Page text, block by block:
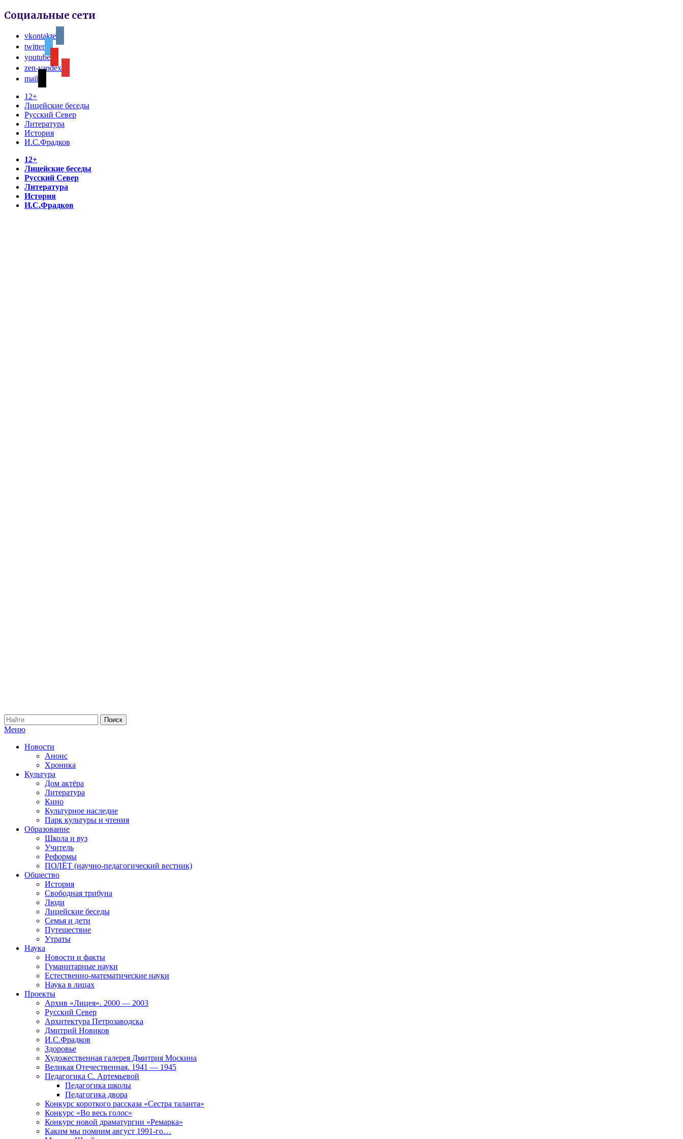
Социальные сети
vkontakte
twitter
youtube
zen-yandex
mail
12+
Лицейские беседы
Русский Север
Литература
История
И.С.Фрадков
12+
Лицейские беседы
Русский Север
Литература
История
И.С.Фрадков
Меню
Новости
Анонс
Хроника
Культура
Дом актёра
Литература
Кино
Культурное наследие
Парк культуры и чтения
Образование
Школа и вуз
Учитель
Реформы
ПОЛЁТ (научно-педагогический вестник)
Общество
История
Свободная трибуна
Люди
Лицейские беседы
Семья и дети
Путешествие
Утраты
Наука
Новости и факты
Гуманитарные науки
Естественно-математические науки
Наука в лицах
Проекты
Архив «Лицея». 2000 — 2003
Русский Север
Архитектура Петрозаводска
Дмитрий Новиков
И.С.Фрадков
Здоровье
Художественная галерея Дмитрия Москина
Великая Отечественная. 1941 — 1945
Педагогика С. Артемьевой
Педагогика школы
Педагогика двора
Конкурс короткого рассказа «Сестра таланта»
Конкурс «Во весь голос»
Конкурс новой драматургии «Ремарка»
Каким мы помним август 1991-го…